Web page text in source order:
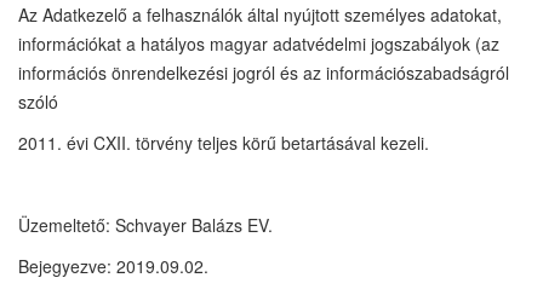
Az Adatkezelő a felhasználók által nyújtott személyes adatokat,
információkat a hatályos magyar adatvédelmi jogszabályok (az
információs önrendelkezési jogról és az információszabadságról
szóló
2011. évi CXII. törvény teljes körű betartásával kezeli.
Üzemeltető: Schvayer Balázs EV.
Bejegyezve: 2019.09.02.